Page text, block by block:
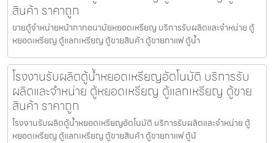
สินค้า ราคาถูก
ขายตู้จำหน่ายหน้ากากอนามัยหยอดเหรียญ​​ บริการรับผลิตและจำหน่าย ตู้
หยอดเหรียญ ตู้แลกเหรียญ ตู้ขายสินค้า ตู้ขายกาแฟ ตู้น้ำ
โรงงานรับผลิตตู้น้ำหยอดเหรียญ​อัตโนมัติ บริการรับ
ผลิตและจำหน่าย ตู้หยอดเหรียญ ตู้แลกเหรียญ ตู้ขาย
สินค้า ราคาถูก
โรงงานรับผลิตตู้น้ำหยอดเหรียญ​อัตโนมัติ บริการรับผลิตและจำหน่าย ตู้
หยอดเหรียญ ตู้แลกเหรียญ ตู้ขายสินค้า ตู้ขายกาแฟ ตู้น้